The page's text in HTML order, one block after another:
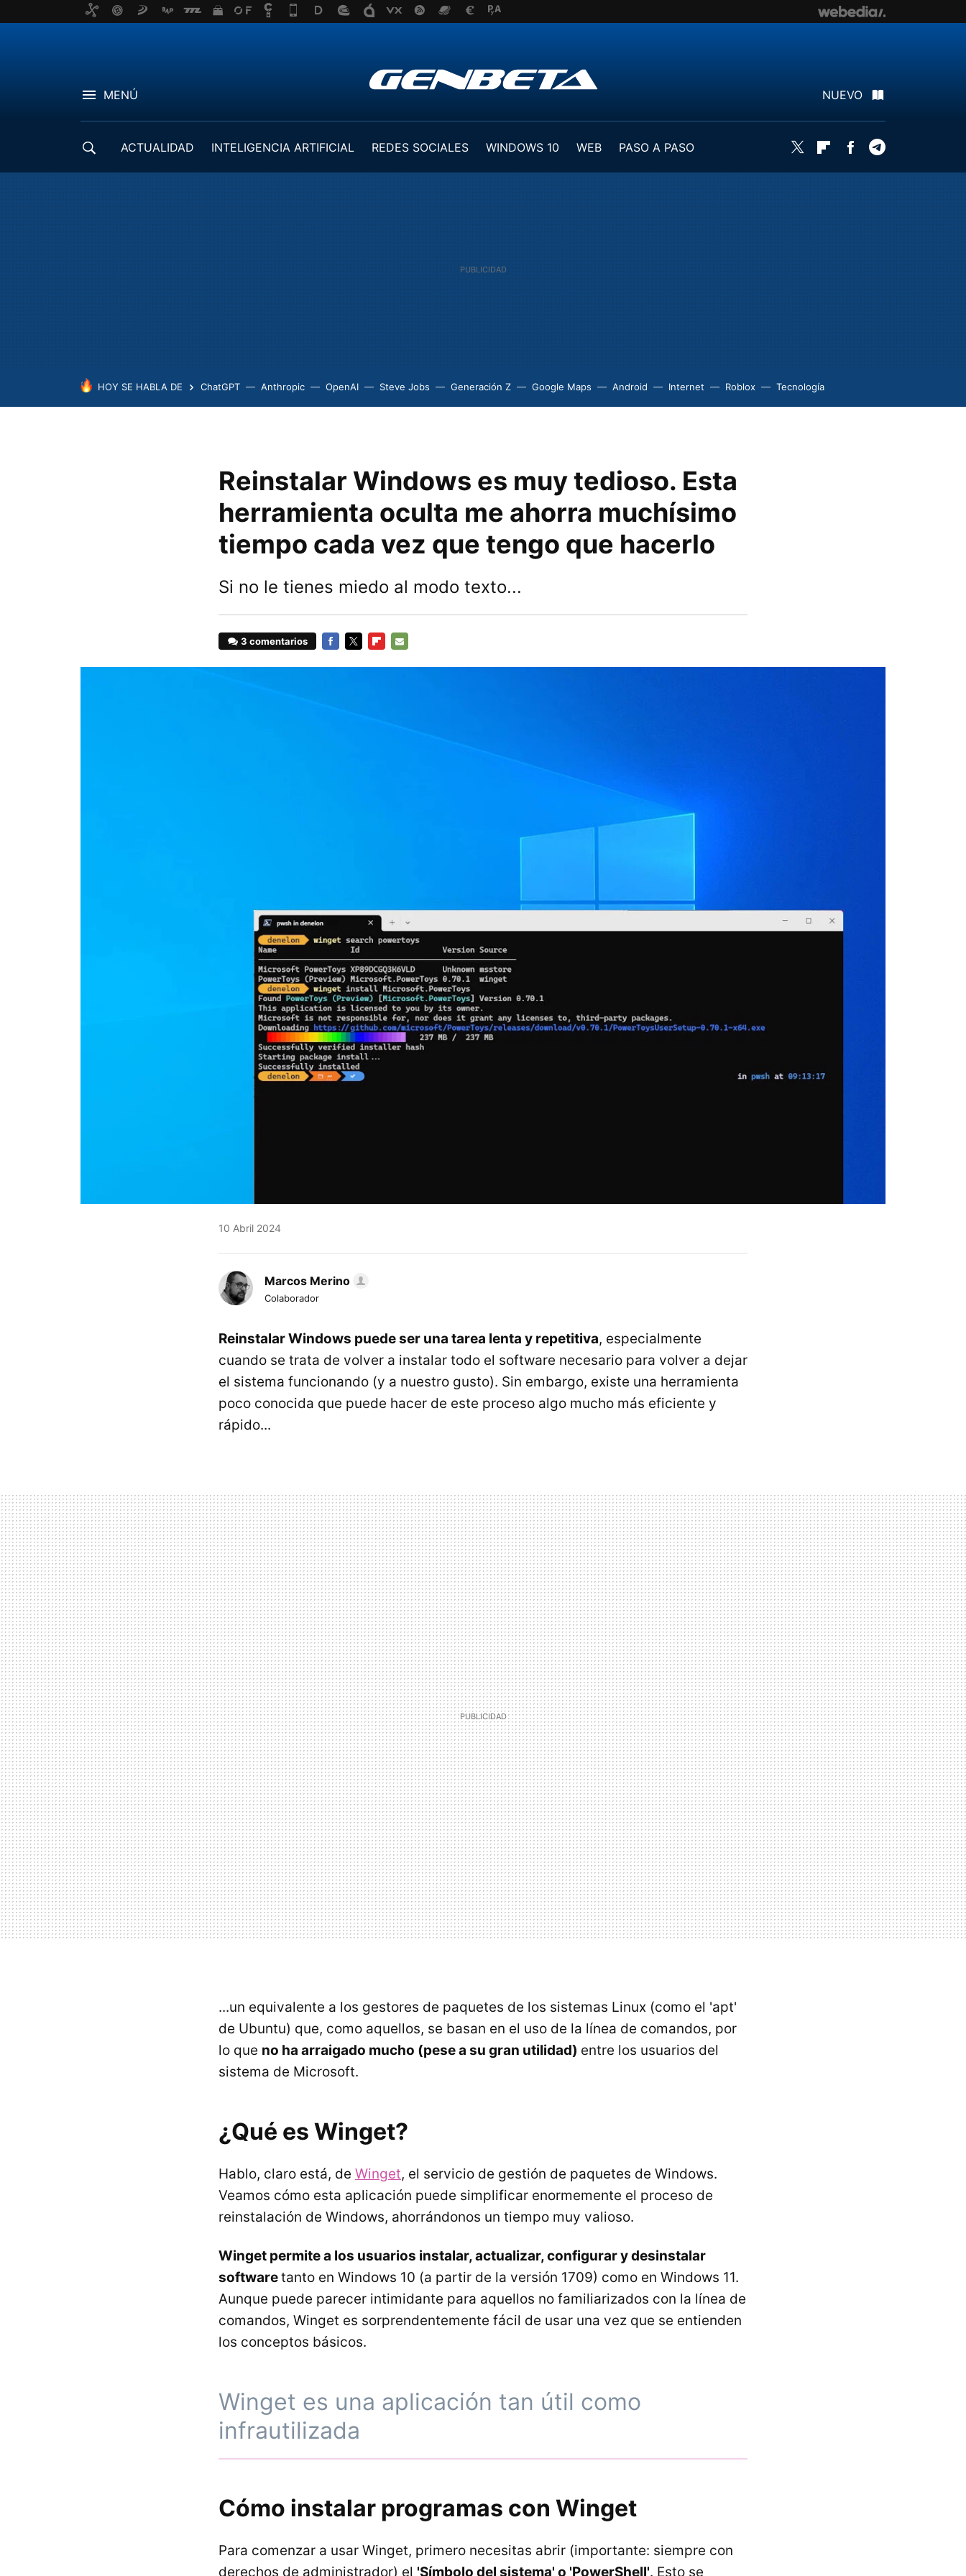
MENÚ NUEVO
ACTUALIDAD INTELIGENCIA ARTIFICIAL REDES SOCIALES WINDOWS 10 WEB
PASO A PASO
Twitter FlipboardFacebook
HOY SE HABLA DE ChatGPT Anthropic OpenAI Steve Jobs Generación Z Google Maps Android Internet Roblox Tecnología
Reinstalar Windows es muy tedioso. Esta
herramienta oculta me ahorra muchísimo
tiempo cada vez que tengo que hacerlo
Si no le tienes miedo al modo texto...
3 comentarios
10 Abril 2024
Marcos Merino
Colaborador
Reinstalar Windows puede ser una tarea lenta y repetitiva, especialmente
cuando se trata de volver a instalar todo el software necesario para volver a dejar
el sistema funcionando (y a nuestro gusto). Sin embargo, existe una herramienta
poco conocida que puede hacer de este proceso algo mucho más eficiente y
rápido...
...un equivalente a los gestores de paquetes de los sistemas Linux (como el 'apt'
de Ubuntu) que, como aquellos, se basan en el uso de la línea de comandos, por
lo que no ha arraigado mucho (pese a su gran utilidad) entre los usuarios del
sistema de Microsoft.
¿Qué es Winget?
Hablo, claro está, de Winget, el servicio de gestión de paquetes de Windows.
Veamos cómo esta aplicación puede simplificar enormemente el proceso de
reinstalación de Windows, ahorrándonos un tiempo muy valioso.
Winget permite a los usuarios instalar, actualizar, configurar y desinstalar
softwaretanto en Windows 10 (a partir de la versión 1709) como en Windows 11.
Aunque puede parecer intimidante para aquellos no familiarizados con la línea de
comandos, Winget es sorprendentemente fácil de usar una vez que se entienden
los conceptos básicos.
Winget es una aplicación tan útil como
infrautilizada
Cómo instalar programas con Winget
Para comenzar a usar Winget, primero necesitas abrir (importante: siempre con
derechos de administrador) el 'Símbolo del sistema' o 'PowerShell'. Esto se